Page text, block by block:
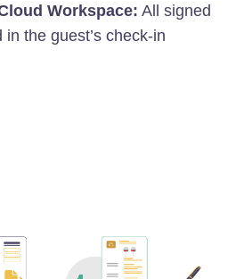
Workspace: All signed
the guest’s check-in